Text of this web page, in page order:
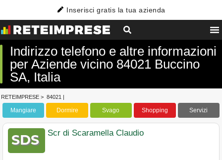
Inserisci gratis la tua azienda
Indirizzo telefono e altre informazioni
per Aziende vicino 84021 Buccino
SA, Italia
RETEIMPRESE > 84021 |
Mangiare Dormire Svago Shopping Servizi
Scr di Scaramella Claudio